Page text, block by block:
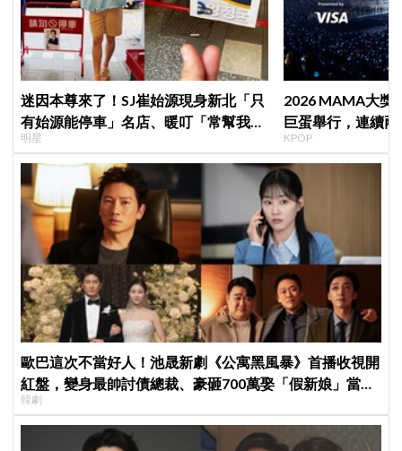
迷因本尊來了！SJ崔始源現身新北「只
有始源能停車」名店、暖叮「常幫我換
照片」，店家尖叫合照網笑翻：這輩子
不能脫粉了
明星
2026 MAMA大獎
巨蛋舉行，連續
KPOP
歐巴這次不當好人！池晟新劇《公寓黑風暴》首播收視開
紅盤，變身最帥討債總裁、豪砸700萬娶「假新娘」當眾
激吻！
韓劇